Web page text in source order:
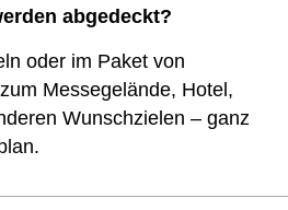
abgedeckt?
oder im Paket von
Messegelände, Hotel,
Wunschzielen – ganz